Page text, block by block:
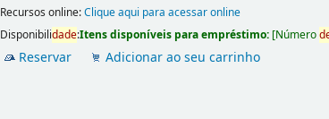
Recursos online:Clique aqui para acessar online
Disponibilidade:Itens disponíveis para empréstimo: [Número
Reservar Adicionar ao seu carrinho